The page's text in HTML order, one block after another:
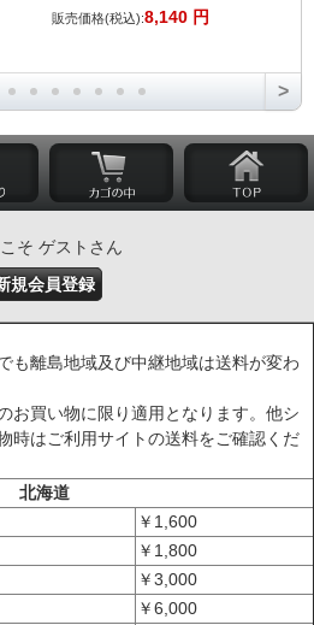
販売価格(税込):8,140 円
>
そ ゲストさん
規会員登録
離島地域及び中継地域は送料が変わ
お買い物に限り適用となります。他シ
時はご利用サイトの送料をご確認くだ
北海道
￥1,600
￥1,800
￥3,000
￥6,000